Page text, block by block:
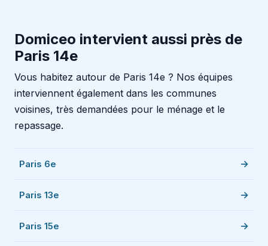
Domiceo intervient aussi près de
Paris 14e
Vous habitez autour de Paris 14e ? Nos équipes
interviennent également dans les communes
voisines, très demandées pour le ménage et le
repassage.
Paris 6e
Paris 13e
Paris 15e